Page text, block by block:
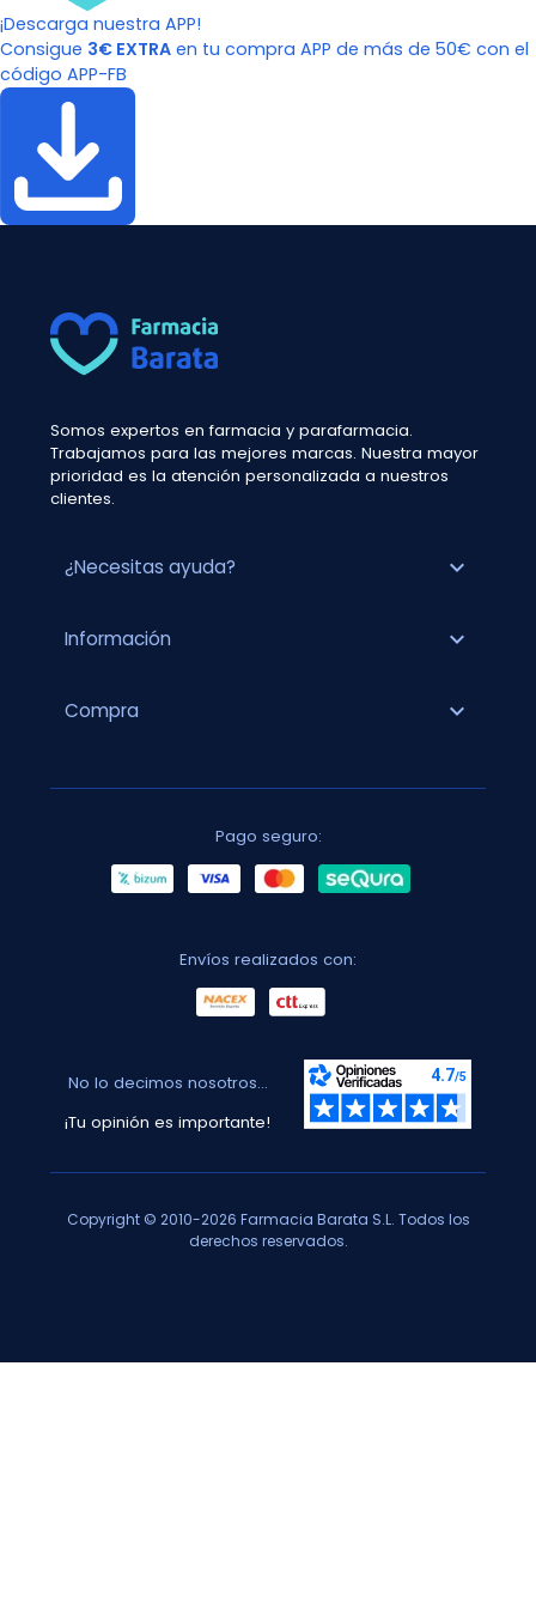
¡Descarga nuestra APP!
Consigue 3€ EXTRA en tu compra APP de más de 50€ con el
código APP-FB
Somos expertos en farmacia y parafarmacia.
Trabajamos para las mejores marcas. Nuestra mayor
prioridad es la atención personalizada a nuestros
clientes.
¿Necesitas ayuda? expand_more
Información expand_more
Compra expand_more
Pago seguro:
Envíos realizados con:
No lo decimos nosotros...
¡Tu opinión es importante!
Copyright © 2010-2026 Farmacia Barata S.L. Todos los
derechos reservados.